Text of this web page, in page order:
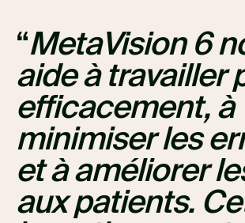
MetaVision 6
aide à travailler
efficacement, à
minimiser les
et à améliorer
aux patients.